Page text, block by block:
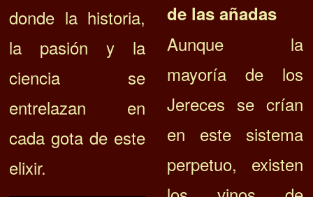
donde la historia,
la pasión y la
ciencia se
entrelazan en
cada gota de este
elixir.
de las añadas
Aunque la
mayoría de los
Jereces se crían
en este sistema
perpetuo, existen